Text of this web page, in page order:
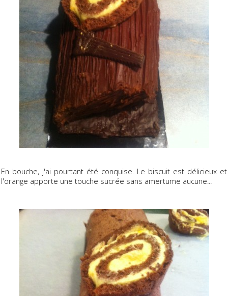
En bouche, j'ai pourtant été conquise. Le biscuit est délicieux et
l'orange apporte une touche sucrée sans amertume aucune...